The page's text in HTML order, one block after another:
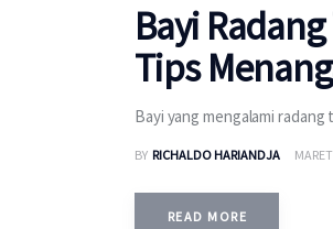
Bayi
Tips
Bayi yang mengalami
BY RICHALDO HARIANDJA
READ MORE